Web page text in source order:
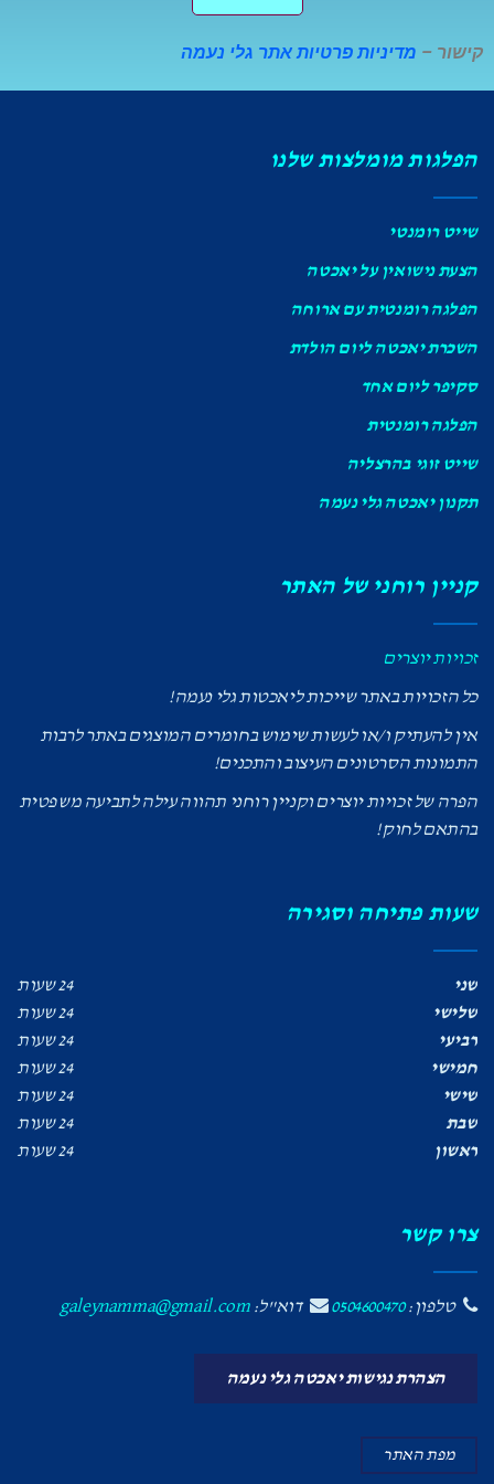
קישור – מדיניות פרטיות אתר גלי נעמה
הפלגות מומלצות שלנו
שייט רומנטי
הצעת נישואין על יאכטה
הפלגה רומנטית עם ארוחה
השכרת יאכטה ליום הולדת
סקיפר ליום אחד
הפלגה רומנטית
שייט זוגי בהרצליה
תקנון יאכטה גלי נעמה
קניין רוחני של האתר
זכויות יוצרים
כל הזכויות באתר שייכות ליאכטות גלי נעמה!
אין להעתיק ו/או לעשות שימוש בחומרים המוצגים באתר לרבות
התמונות הסרטונים העיצוב והתכנים!
הפרה של זכויות יוצרים וקניין רוחני תהווה עילה לתביעה משפטית
בהתאם לחוק!
שעות פתיחה וסגירה
שני
24 שעות
שלישי
24 שעות
רביעי
24 שעות
חמישי
24 שעות
שישי
24 שעות
שבת
24 שעות
ראשון
24 שעות
צרו קשר
טלפון:0504600470 דוא"ל:galeynamma@gmail.com
הצהרת נגישות יאכטה גלי נעמה
מפת האתר